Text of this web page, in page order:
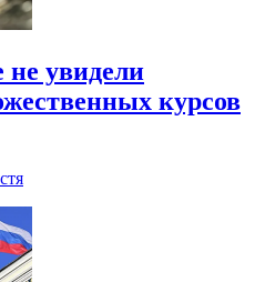
увидели
курсов